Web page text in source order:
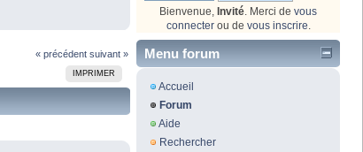
« précédent suivant »
IMPRIMER
Bienvenue, Invité . Merci de vous
connecterou de vous inscrire
Menu forum
Accueil
Forum
Aide
Rechercher